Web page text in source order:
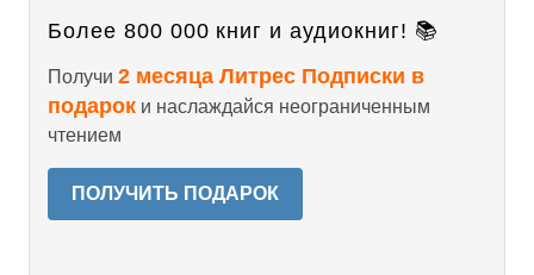
Более 800 000 книг и аудиокниг! 📚
Получи 2 месяца Литрес Подписки в
подарок и наслаждайся неограниченным
чтением
ПОЛУЧИТЬ ПОДАРОК